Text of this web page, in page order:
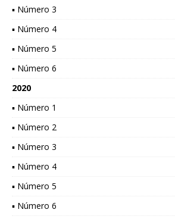
▪ Número 3
▪ Número 4
▪ Número 5
▪ Número 6
2020
▪ Número 1
▪ Número 2
▪ Número 3
▪ Número 4
▪ Número 5
▪ Número 6